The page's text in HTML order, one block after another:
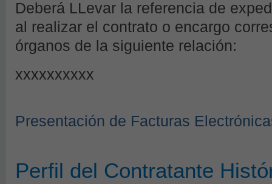
Deberá LLevar la referencia de
al realizar el contrato o encargo
órganos de la siguiente relación:
xxxxxxxxxx
Presentación de Facturas
Perfil del Contratante